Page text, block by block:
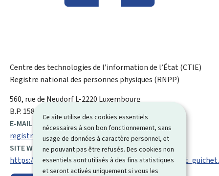
Ce site utilise des cookies essentiels
nécessaires à son bon fonctionnement, sans
usage de données à caractère personnel, et
ne pouvant pas être refusés. Des cookies non
essentiels sont utilisés à des fins statistiques
et seront activés uniquement si vous les
Centre des technologies de l’information de l’État (CTIE)
Registre national des personnes physiques (RNPP)
ADRESSE
:
560, rue de NeudorfL-2220 Luxembourg
B.P. 1583, L-1015 Luxembourg
E-MAIL:
registre.national@ctie.etat.lu
SITE WEB :
https://guichet.public.lu/fr/support/contact/